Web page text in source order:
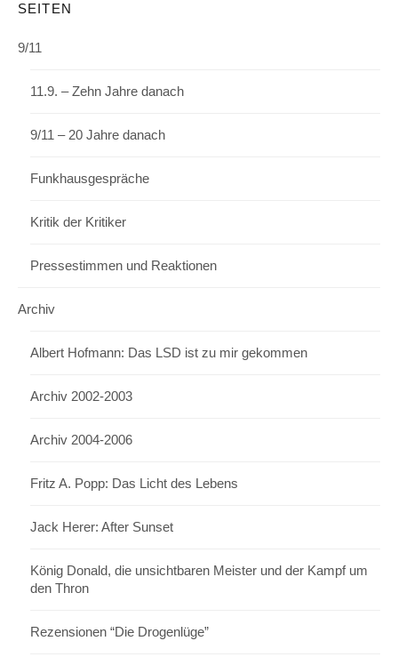
SEITEN
9/11
11.9. – Zehn Jahre danach
9/11 – 20 Jahre danach
Funkhausgespräche
Kritik der Kritiker
Pressestimmen und Reaktionen
Archiv
Albert Hofmann: Das LSD ist zu mir gekommen
Archiv 2002-2003
Archiv 2004-2006
Fritz A. Popp: Das Licht des Lebens
Jack Herer: After Sunset
König Donald, die unsichtbaren Meister und der Kampf um
den Thron
Rezensionen “Die Drogenlüge”